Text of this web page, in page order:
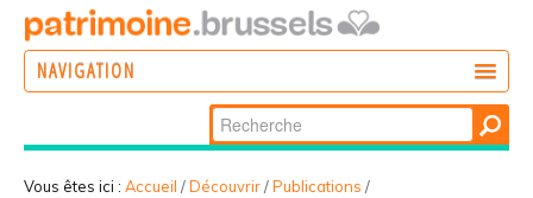
NAVIGATION
Chercher par
Recherche
avancée…
Vous êtes ici : Accueil /Découvrir/Publications /